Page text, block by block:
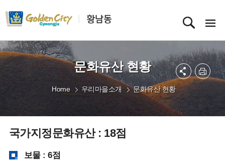
문화유산 현황
Home 우리마을소개 문화유산 현황
국가지정문화유산 : 18점
보물 : 6점